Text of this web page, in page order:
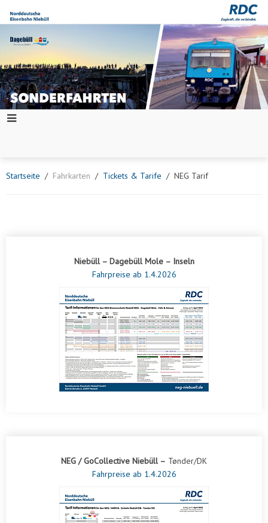
Startseite Fahrkarten Tickets & Tarife NEG Tarif
Niebüll – Dagebüll Mole – Inseln
Fahrpreise ab 1.4.2026
NEG / GoCollective Niebüll – Tønder/DK
Fahrpreise ab 1.4.2026